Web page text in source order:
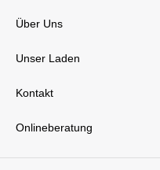
Über Uns
Unser Laden
Kontakt
Onlineberatung